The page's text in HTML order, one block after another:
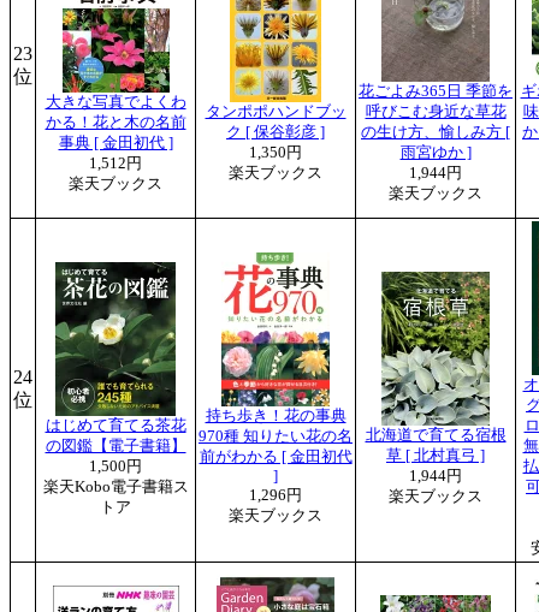
23
位
大きな写真でよくわ
かる！花と木の名前
事典 [ 金田初代 ]
1,512円
楽天ブックス
タンポポハンドブッ
ク [ 保谷彰彦 ]
1,350円
楽天ブックス
花ごよみ365日 季節を
呼びこむ身近な草花
の生け方、愉しみ方 [
雨宮ゆか ]
1,944円
楽天ブックス
24
位
はじめて育てる茶花
の図鑑【電子書籍】
1,500円
楽天Kobo電子書籍ス
トア
持ち歩き！花の事典
970種 知りたい花の名
前がわかる [ 金田初代
]
1,296円
楽天ブックス
北海道で育てる宿根
草 [ 北村真弓 ]
1,944円
楽天ブックス